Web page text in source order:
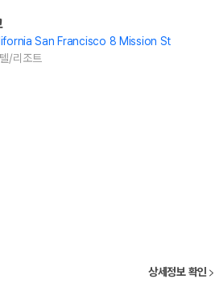
San Francisco 8 Mission St
/리조트
상세정보 확인